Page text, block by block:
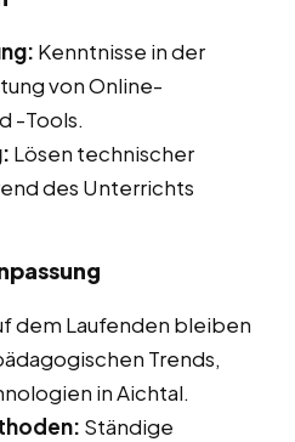
Kenntnisse in der
von Online-
-Tools.
Lösen technischer
des Unterrichts
dem Laufenden bleiben
Trends,
in Aichtal.
Ständige